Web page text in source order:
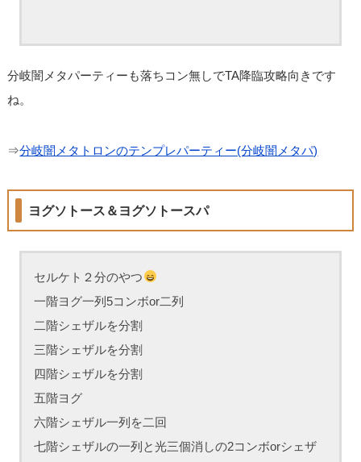
分岐闇メタパーティーも落ちコン無しでTA降臨攻略向きです
ね。
⇒分岐闇メタトロンのテンプレパーティー(分岐闇メタパ)
ヨグソトース＆ヨグソトースパ
セルケト２分のやつ
一階ヨグ一列5コンボor二列
二階シェザルを分割
三階シェザルを分割
四階シェザルを分割
五階ヨグ
六階シェザル一列を二回
七階シェザルの一列と光三個消しの2コンボorシェザ